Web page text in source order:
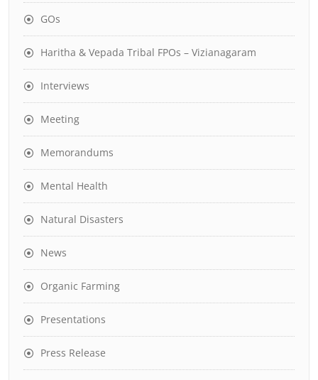
GOs
Haritha & Vepada Tribal FPOs – Vizianagaram
Interviews
Meeting
Memorandums
Mental Health
Natural Disasters
News
Organic Farming
Presentations
Press Release